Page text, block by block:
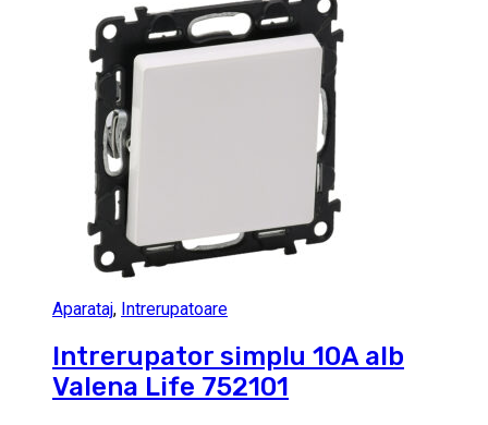
Aparataj, Intrerupatoare
Intrerupator simplu 10A alb
Valena Life 752101